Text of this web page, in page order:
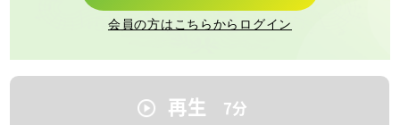
会員の方はこちらからログイン
再生 7分